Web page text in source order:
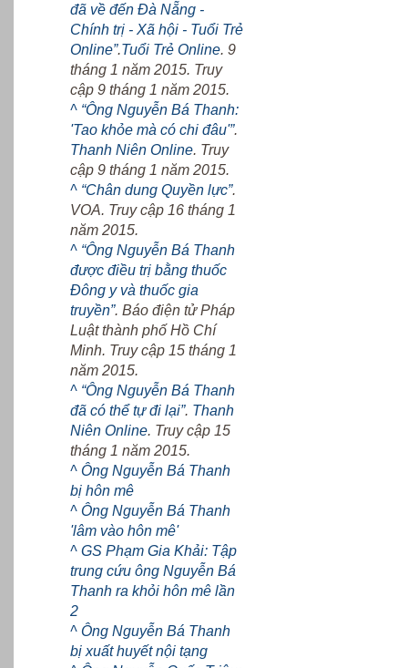
đã về đến Đà Nẵng -
Chính trị - Xã hội - Tuổi Trẻ
Online”.Tuổi Trẻ Online. 9
tháng 1 năm 2015. Truy
cập 9 tháng 1 năm 2015.
^ “Ông Nguyễn Bá Thanh:
'Tao khỏe mà có chi đâu'”.
Thanh Niên Online. Truy
cập 9 tháng 1 năm 2015.
^ “Chân dung Quyền lực”.
VOA. Truy cập 16 tháng 1
năm 2015.
^ “Ông Nguyễn Bá Thanh
được điều trị bằng thuốc
Đông y và thuốc gia
truyền”. Báo điện tử Pháp
Luật thành phố Hồ Chí
Minh. Truy cập 15 tháng 1
năm 2015.
^ “Ông Nguyễn Bá Thanh
đã có thể tự đi lại”. Thanh
Niên Online. Truy cập 15
tháng 1 năm 2015.
^ Ông Nguyễn Bá Thanh
bị hôn mê
^ Ông Nguyễn Bá Thanh
'lâm vào hôn mê'
^ GS Phạm Gia Khải: Tập
trung cứu ông Nguyễn Bá
Thanh ra khỏi hôn mê lần
2
^ Ông Nguyễn Bá Thanh
bị xuất huyết nội tạng